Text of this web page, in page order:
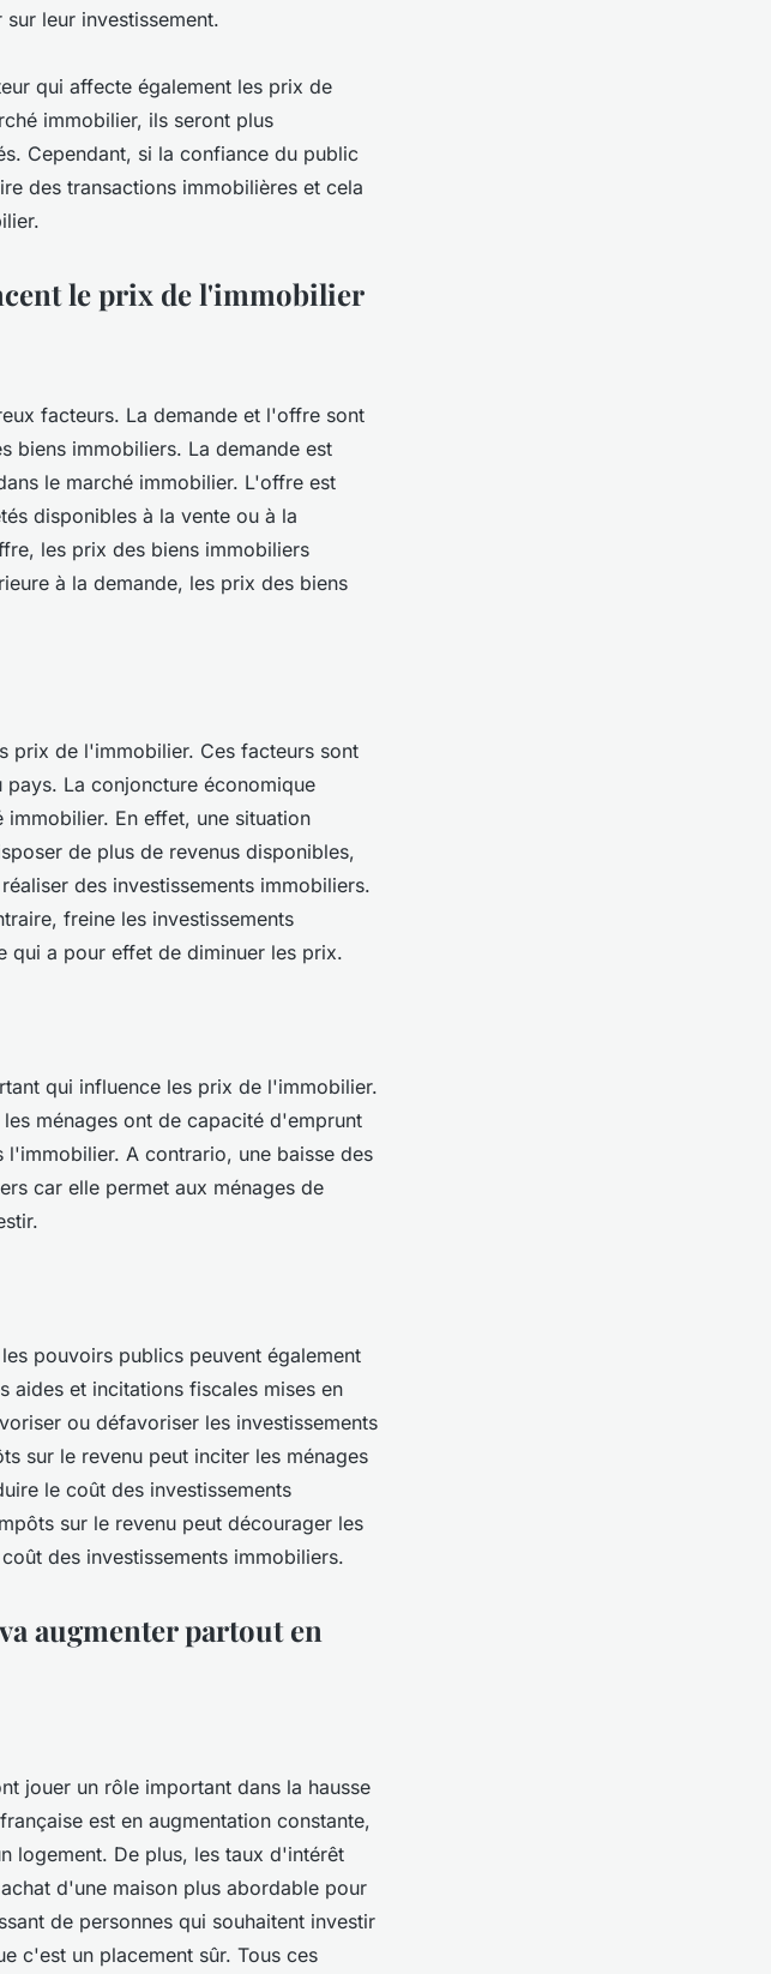
leur investissement.
qui affecte également les prix de
immobilier, ils seront plus
Cependant, si la confiance du public
des transactions immobilières et cela
le prix de l'immobilier
facteurs. La demande et l'offre sont
biens immobiliers. La demande est
le marché immobilier. L'offre est
disponibles à la vente ou à la
les prix des biens immobiliers
à la demande, les prix des biens
prix de l'immobilier. Ces facteurs sont
La conjoncture économique
En effet, une situation
de plus de revenus disponibles,
des investissements immobiliers.
freine les investissements
qui a pour effet de diminuer les prix.
qui influence les prix de l'immobilier.
ménages ont de capacité d'emprunt
A contrario, une baisse des
car elle permet aux ménages de
pouvoirs publics peuvent également
aides et incitations fiscales mises en
ou défavoriser les investissements
sur le revenu peut inciter les ménages
le coût des investissements
sur le revenu peut décourager les
des investissements immobiliers.
augmenter partout en
jouer un rôle important dans la hausse
est en augmentation constante,
logement. De plus, les taux d'intérêt
d'une maison plus abordable pour
de personnes qui souhaitent investir
c'est un placement sûr. Tous ces